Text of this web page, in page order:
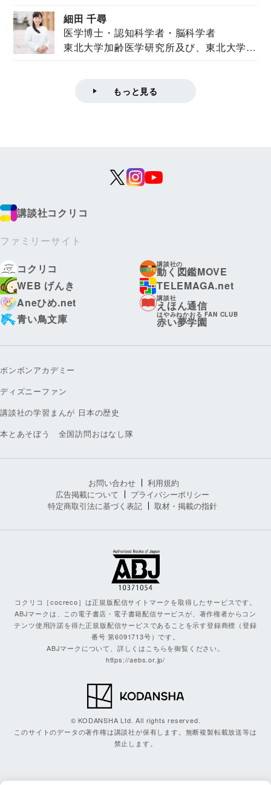
細田 千尋
医学博士・認知科学者・脳科学者
東北大学加齢医学研究所及び、東北大学大
もっと見る
講談社コクリコ
ファミリーサイト
コクリコ
講談社の
動く図鑑MOVE
WEB げんき
TELEMAGA.net
Aneひめ.net
講談社
えほん通信
青い鳥文庫
はやみねかおる FAN CLUB
赤い夢学園
ボンボンアカデミー
ディズニーファン
講談社の学習まんが 日本の歴史
本とあそぼう 全国訪問おはなし隊
お問い合わせ
利用規約
広告掲載について
プライバシーポリシー
特定商取引法に基づく表記
取材・掲載の指針
コクリコ［cocreco］は正規版配信サイトマークを取得したサービスです。
ABJマークは、この電子書店・電子書籍配信サービスが、著作権者からコン
テンツ使用許諾を得た正規版配信サービスであることを示す登録商標（登録
番号 第6091713号）です。
ABJマークについて、詳しくはこちらを御覧ください。
https://aebs.or.jp/
© KODANSHA Ltd. All rights reserved.
このサイトのデータの著作権は講談社が保有します。無断複製転載放送等は
禁止します。